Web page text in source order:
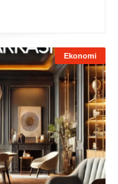
Ekonomi